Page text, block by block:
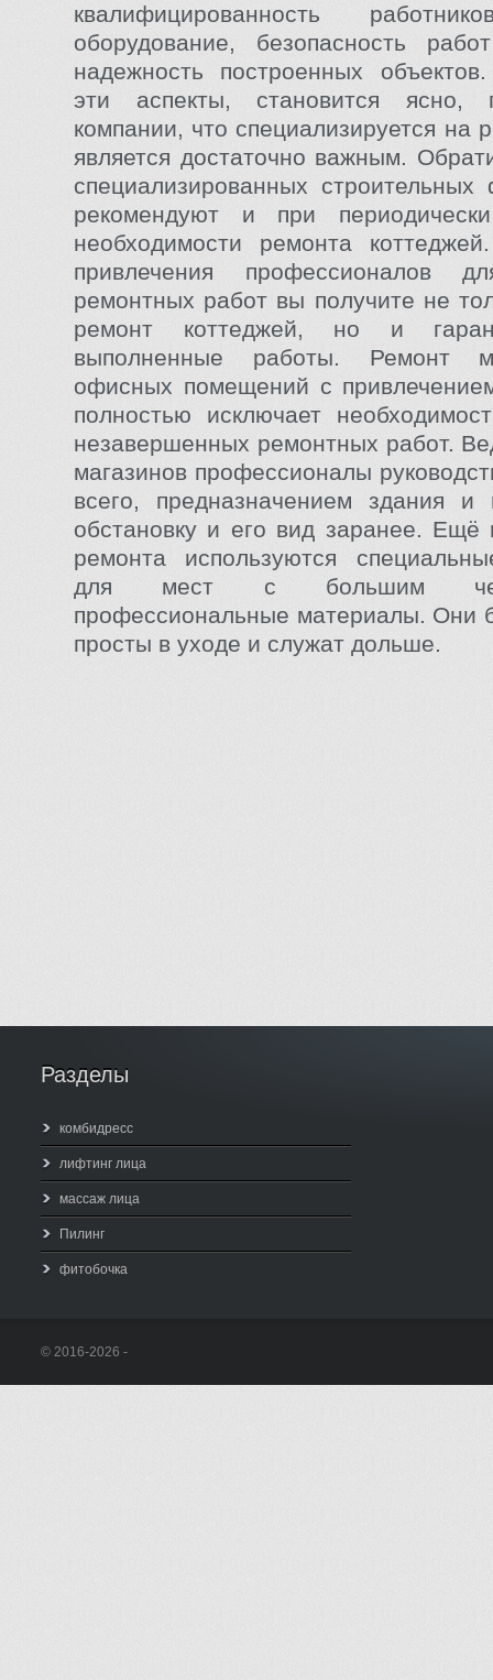
квалифицированность
оборудование, безопасность
надежность построенных
эти аспекты, становится ясно,
компании, что специализируется на
является достаточно важным.
специализированных
рекомендуют и при
необходимости ремонта
привлечения профессионалов
ремонтных работ вы получите не
ремонт коттеджей, но и
выполненные работы. Ремонт
офисных помещений с
полностью исключает
незавершенных ремонтных работ.
магазинов профессионалы
всего, предназначением здания и
обстановку и его вид заранее. Ещё
ремонта используются
для мест с большим
профессиональные материалы. Они
просты в уходе и служат дольше.
Разделы
комбидресс
лифтинг лица
массаж лица
Пилинг
фитобочка
© 2016-2026 -